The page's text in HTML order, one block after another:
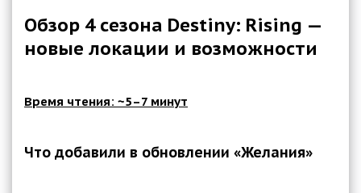
Обзор 4 сезона Destiny: Rising —
новые локации и возможности
Время чтения: ~5–7 минут
Что добавили в обновлении «Желания»